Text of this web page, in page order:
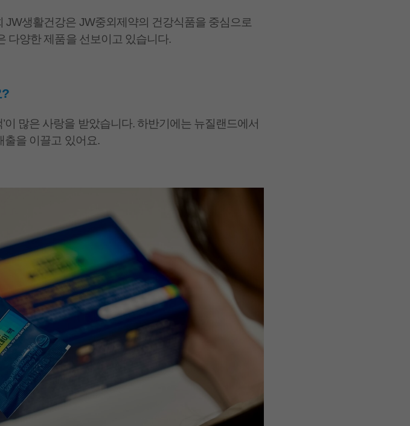
생활건강은 JW중외제약의 건강식품을 중심으로
다양한 제품을 선보이고 있습니다.
?
많은 사랑을 받았습니다. 하반기에는 뉴질랜드에서
출을 이끌고 있어요.